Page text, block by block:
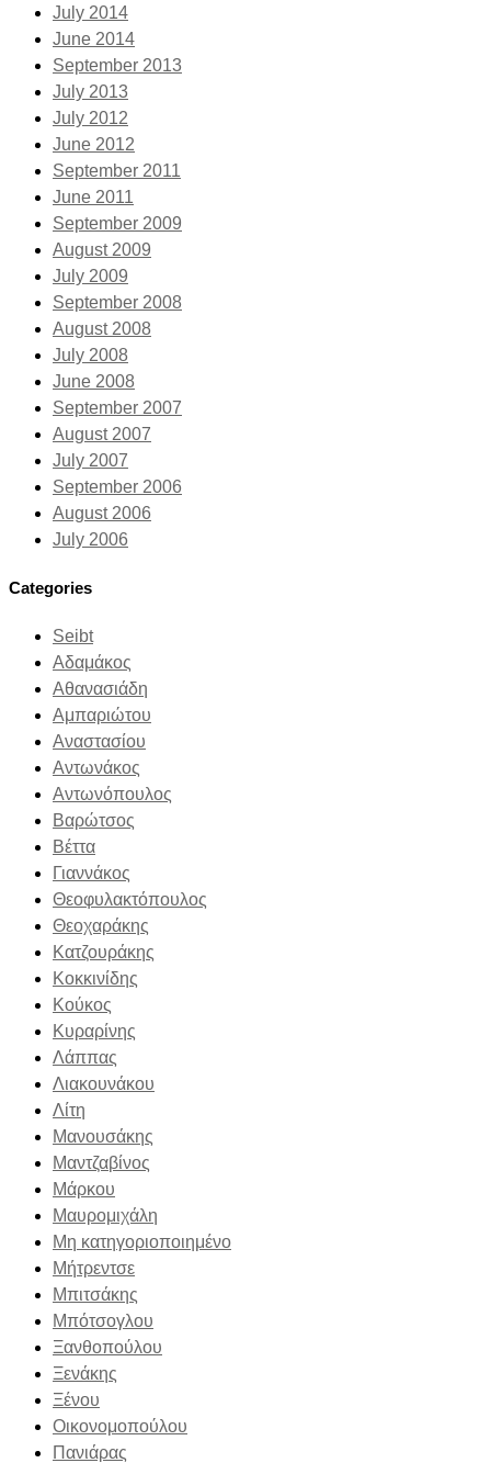
July 2014
June 2014
September 2013
July 2013
July 2012
June 2012
September 2011
June 2011
September 2009
August 2009
July 2009
September 2008
August 2008
July 2008
June 2008
September 2007
August 2007
July 2007
September 2006
August 2006
July 2006
Categories
Seibt
Αδαμάκος
Αθανασιάδη
Αμπαριώτου
Αναστασίου
Αντωνάκος
Αντωνόπουλος
Βαρώτσος
Βέττα
Γιαννάκος
Θεοφυλακτόπουλος
Θεοχαράκης
Κατζουράκης
Κοκκινίδης
Κούκος
Κυραρίνης
Λάππας
Λιακουνάκου
Λίτη
Μανουσάκης
Μαντζαβίνος
Μάρκου
Μαυρομιχάλη
Μη κατηγοριοποιημένο
Μήτρεντσε
Μπιτσάκης
Μπότσογλου
Ξανθοπούλου
Ξενάκης
Ξένου
Οικονομοπούλου
Πανιάρας